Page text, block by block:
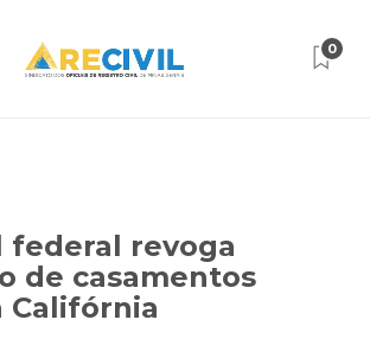
0
federal revoga
de casamentos
Califórnia